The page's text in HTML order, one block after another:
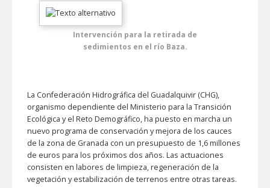
Intervención para la retirada de
sedimientos en el río Baza.
La Confederación Hidrográfica del Guadalquivir (CHG),
organismo dependiente del Ministerio para la Transición
Ecológica y el Reto Demográfico, ha puesto en marcha un
nuevo programa de conservación y mejora de los cauces
de la zona de Granada con un presupuesto de 1,6 millones
de euros para los próximos dos años. Las actuaciones
consisten en labores de limpieza, regeneración de la
vegetación y estabilización de terrenos entre otras tareas.